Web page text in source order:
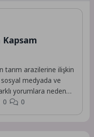
tarım arazilerine ilişkin
sosyal medyada ve
yorumlara neden
0 0